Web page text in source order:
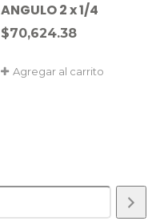
ANGULO 2 x 1/4
$70,624.38
Agregar al carrito